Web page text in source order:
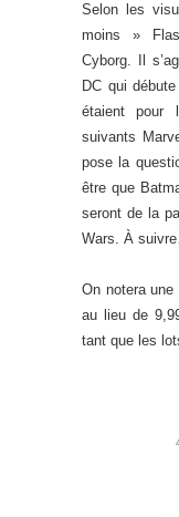
Selon les
moins »
Cyborg. Il
DC qui
étaient pour
suivants
pose la
être que
seront de la
Wars. À
On notera
au lieu de
tant que les